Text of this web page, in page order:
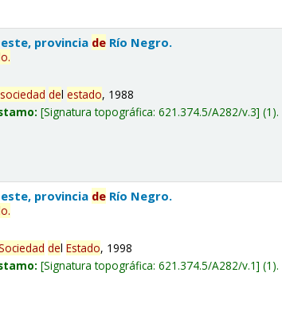
provincia de Río Negro.
.
sociedad delestado, 1988
Signatura topográfica:621.374.5/A282/v.3 (1).
provincia de Río Negro.
.
delEstado, 1998
Signatura topográfica:621.374.5/A282/v.1 (1).